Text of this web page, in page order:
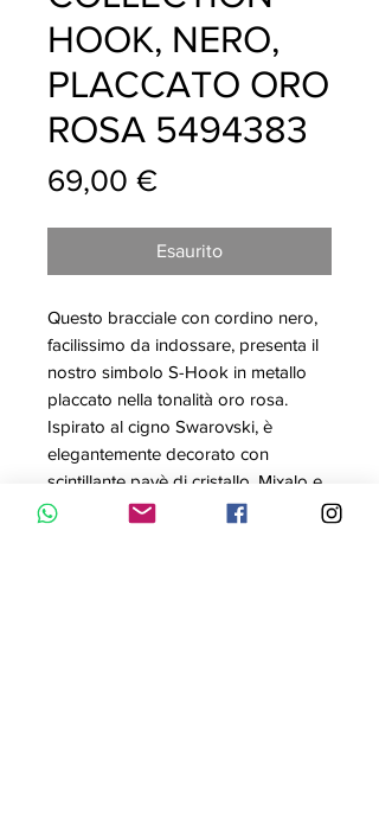
HOOK, NERO,
PLACCATO ORO
ROSA 5494383
69,00 €Prezzo
Esaurito
Questo bracciale con cordino nero,
facilissimo da indossare, presenta il
nostro simbolo S-Hook in metallo
placcato nella tonalità oro rosa.
Ispirato al cigno Swarovski, è
elegantemente decorato con
scintillante pavè di cristallo. Mixalo e
abbinalo ad altri bracciali della